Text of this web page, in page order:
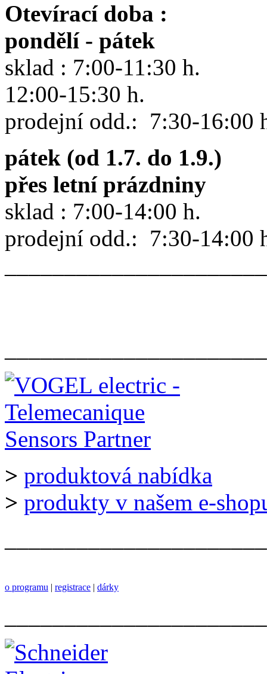
Otevírací doba :
pondělí - pátek
sklad : 7:00-11:30 h.
12:00-15:30 h.
prodejní odd.: 7:30-16:00
pátek (od 1.7. do 1.9.)
přes letní prázdniny
sklad : 7:00-14:00 h.
prodejní odd.: 7:30-14:00
> produktová nabídka
> produkty v našem e-
o programu | registrace | dárky